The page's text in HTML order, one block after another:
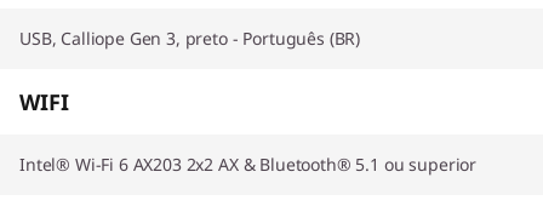
USB, Calliope Gen 3, preto - Português (BR)
WIFI
Intel® Wi-Fi 6 AX203 2x2 AX & Bluetooth® 5.1 ou superior